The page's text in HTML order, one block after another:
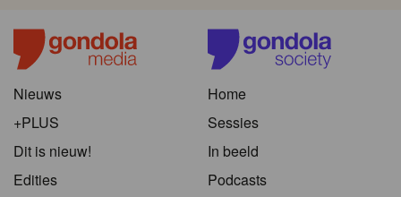
Nieuws
+PLUS
Dit is nieuw!
Edities
Home
Sessies
In beeld
Podcasts